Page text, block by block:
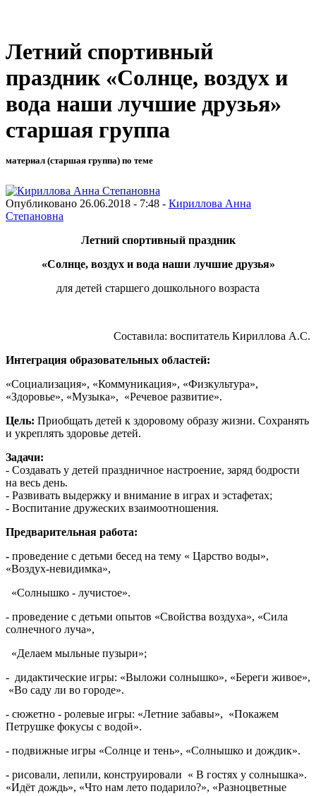
Летний спортивный
праздник «Солнце, воздух и
вода наши лучшие друзья»
старшая группа
материал (старшая группа) по теме
Опубликовано 26.06.2018 - 7:48 - Кириллова Анна
Степановна
Летний спортивный праздник
«Солнце, воздух и вода наши лучшие друзья»
для детей старшего дошкольного возраста
Составила: воспитатель Кириллова А.С.
Интеграция образовательных областей:
«Социализация», «Коммуникация», «Физкультура»,
«Здоровье», «Музыка», «Речевое развитие».
Цель: Приобщать детей к здоровому образу жизни. Сохранять
и укреплять здоровье детей.
Задачи:
- Создавать у детей праздничное настроение, заряд бодрости
на весь день.
- Развивать выдержку и внимание в играх и эстафетах;
- Воспитание дружеских взаимоотношения.
Предварительная работа:
- проведение с детьми бесед на тему « Царство воды»,
«Воздух-невидимка»,
«Солнышко - лучистое».
- проведение с детьми опытов «Свойства воздуха», «Сила
солнечного луча»,
«Делаем мыльные пузыри»;
- дидактические игры: «Выложи солнышко», «Береги живое»,
«Во саду ли во городе».
- сюжетно - ролевые игры: «Летние забавы», «Покажем
Петрушке фокусы с водой».
- подвижные игры «Солнце и тень», «Солнышко и дождик».
- рисовали, лепили, конструировали « В гостях у солнышка».
«Идёт дождь», «Что нам лето подарило?», «Разноцветные